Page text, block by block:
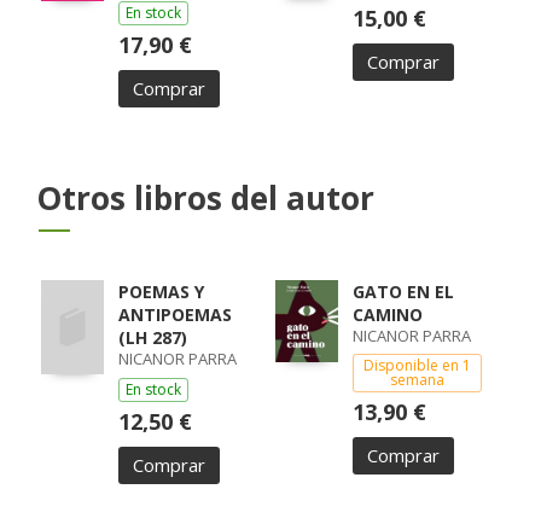
En stock
17,90 €
Comprar
15,00 €
Comprar
Otros libros del autor
POEMAS Y
ANTIPOEMAS
(LH 287)
NICANOR PARRA
En stock
12,50 €
Comprar
GATO EN EL
CAMINO
NICANOR PARRA
Disponible en 1
semana
13,90 €
Comprar